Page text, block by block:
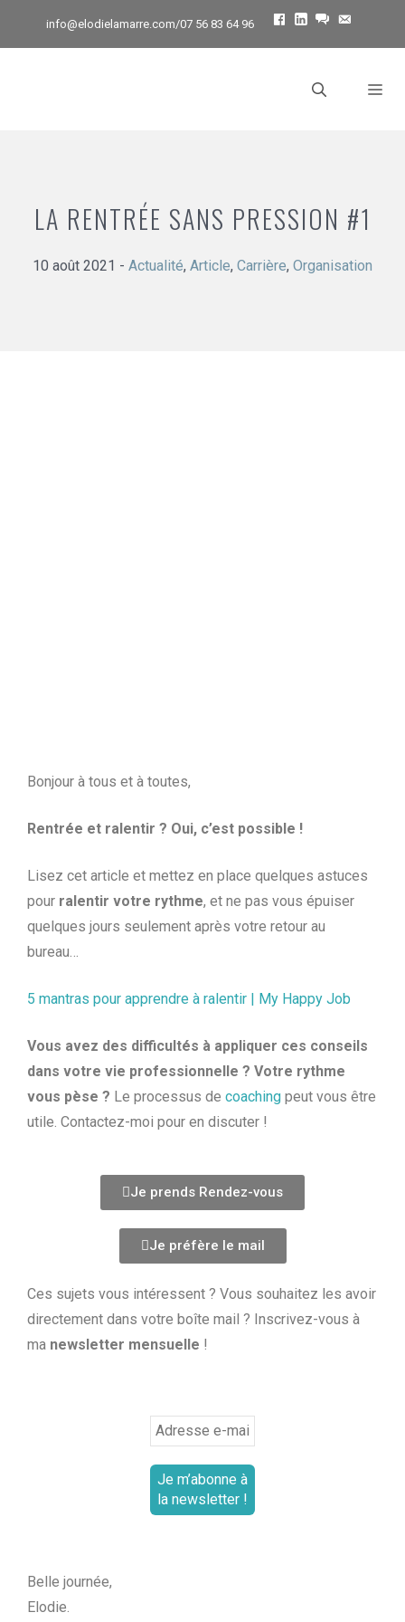
info@elodielamarre.com/07 56 83 64 96 Facebook
Linkedinmessenger
LA RENTRÉE SANS PRESSION #1
10 août 2021 - Actualité, Article, Carrière, Organisation
Bonjour à tous et à toutes,
Rentrée et ralentir ? Oui, c’est possible !
Lisez cet article et mettez en place quelques astuces
pour ralentir votre rythme, et ne pas vous épuiser
quelques jours seulement après votre retour au
bureau…
5 mantras pour apprendre à ralentir | My Happy Job
Vous avez des difficultés à appliquer ces conseils
dans votre vie professionnelle ? Votre rythme
vous pèse ? Le processus de coaching peut vous être
utile. Contactez-moi pour en discuter !
Je prends Rendez-vous
Je préfère le mail
Ces sujets vous intéressent ? Vous souhaitez les avoir
directement dans votre boîte mail ? Inscrivez-vous à
ma newsletter mensuelle !
Belle journée,
Elodie.